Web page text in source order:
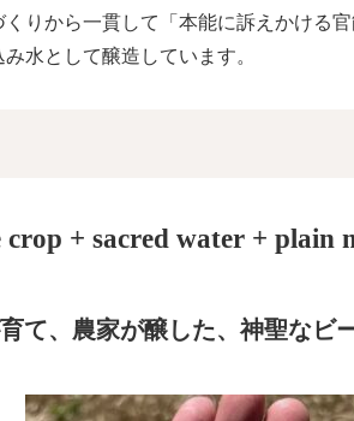
くりから一貫して「本能に訴えかける
水として醸造しています。
crop + sacred water + plain
て、農家が醸した、神聖なビ